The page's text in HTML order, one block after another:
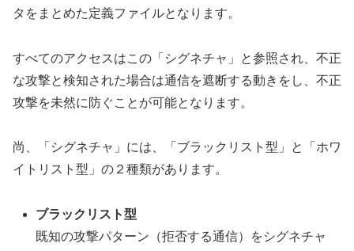
タをまとめた定義ファイルとなります。
すべてのアクセスはこの「シグネチャ」と参照され、不正
な攻撃と検知された場合は通信を遮断する動きをし、不正
攻撃を未然に防ぐことが可能となります。
尚、「シグネチャ」には、「ブラックリスト型」と「ホワ
イトリスト型」の２種類があります。
ブラックリスト型
既知の攻撃パターン（拒否する通信）をシグネチャ